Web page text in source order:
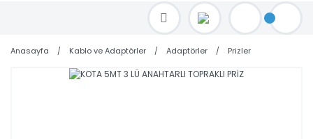
TOPTAN FİYAT ALMAK İÇİN satis@toptanbilgisayar.net MAİL ATINIZ.
SİPARİŞLERİNİZİ AYNI GÜN KARGO İLE GÖNDERİYORUZ!
Anasayfa Kablo ve Adaptörler Adaptörler Prizler